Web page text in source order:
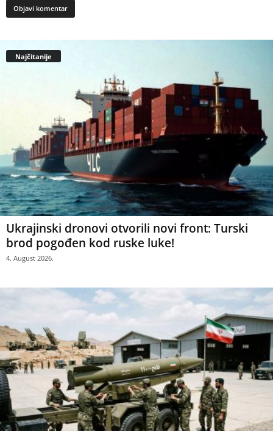
Najčitanije
Ukrajinski dronovi otvorili novi front: Turski
brod pogođen kod ruske luke!
4. August 2026.